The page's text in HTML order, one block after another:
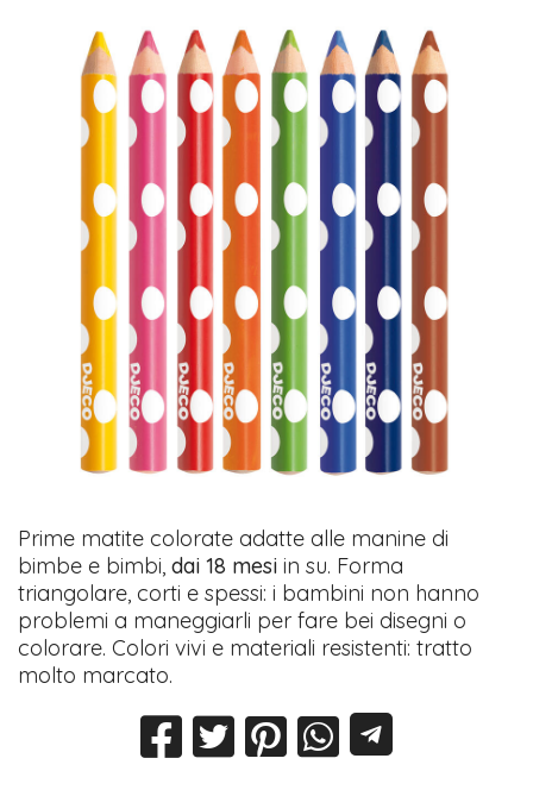
Prime matite colorate adatte alle manine di
bimbe e bimbi,dai 18 mesi in su. Forma
triangolare, corti e spessi: i bambini non hanno
problemi a maneggiarli per fare bei disegni o
colorare. Colori vivi e materiali resistenti: tratto
molto marcato.